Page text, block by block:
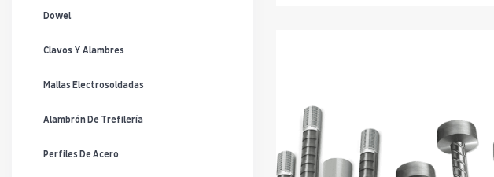
Dowel
Clavos Y Alambres
Mallas Electrosoldadas
Alambrón De Trefilería
Perfiles De Acero